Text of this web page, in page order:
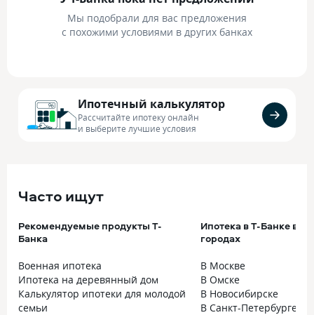
Мы подобрали для вас предложения
с похожими условиями в других банках
Ипотечный калькулятор
Рассчитайте ипотеку онлайн
и выберите лучшие условия
Часто ищут
Рекомендуемые продукты Т-
Банка
Военная ипотека
Ипотека на деревянный дом
Калькулятор ипотеки для молодой
семьи
Ипотека в Т-Банке в
городах
В Москве
В Омске
В Новосибирске
В Санкт-Петербурге